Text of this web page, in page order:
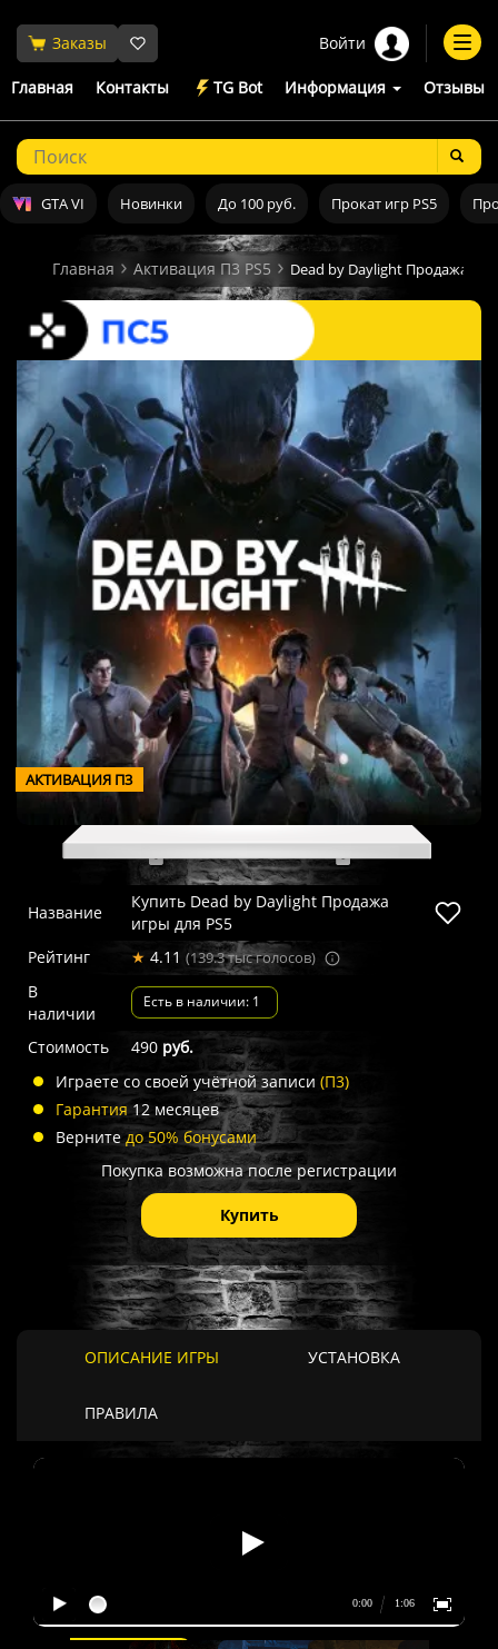
Заказы Войти
Главная Контакты TG Bot Информация Отзывы
GTA VI Новинки До 100 руб. Прокат игр PS5
Главная Активация П3 PS5 Dead by Daylight Продажа
АКТИВАЦИЯ П3
Название
Купить Dead by Daylight Продажа
игры для PS5
Рейтинг
★ 4.11 (139.3 тыс голосов)
В
наличии
Есть в наличии: 1
Стоимость 490 руб.
Играете со своей учётной записи (П3)
Гарантия 12 месяцев
Вернитедо 50% бонусами
Покупка возможна после регистрации
Купить
ОПИСАНИЕ ИГРЫ УСТАНОВКА
ПРАВИЛА